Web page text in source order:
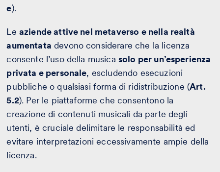
e).
Le aziende attive nel metaverso e nella realtà
aumentata devono considerare che la licenza
consente l’uso della musica solo per un’esperienza
privata e personale, escludendo esecuzioni
pubbliche o qualsiasi forma di ridistribuzione (Art.
5.2). Per le piattaforme che consentono la
creazione di contenuti musicali da parte degli
utenti, è cruciale delimitare le responsabilità ed
evitare interpretazioni eccessivamente ampie della
licenza.